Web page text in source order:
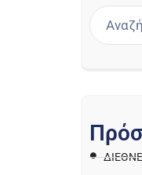
Πρόσ